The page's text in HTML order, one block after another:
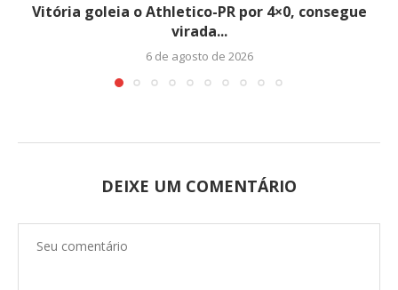
Vitória goleia o Athletico-PR por 4×0, consegue
virada...
6 de agosto de 2026
DEIXE UM COMENTÁRIO